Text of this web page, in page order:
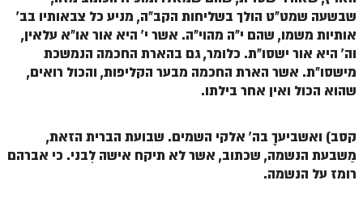
הזוהר הקדוש שמות מתקדמים
הזוהר הקדוש וארא מתחילים
הזוהר הקדוש וארא מתקדמים
הזוהר הקדוש בא מתקדמים
הזוהר הקדוש בשלח מתחילים
שבשעה שמט"ט הולך בשליחות הקב"ה, מניע כל צבאותיו בב'
אותיות משמו, שהם י"ה מהוי"ה. אשר י' היא אור או"א עלאין,
וה' היא אור ישסו"ת. כלומר, גם בהארת החכמה הנמשכת
מישסו"ת. אשר הארת החכמה מבער הקליפות, והכול רואים,
שהוא הכול ואין אחר בילתו.
קסב) ואשביעךָ בה' אלקי השמים. שבועת הברית הזאת,
מַשבעת הנשמה, שכתוב, אשר לא תיקח אישה לִבני. כי אברהם
רומז על הנשמה.